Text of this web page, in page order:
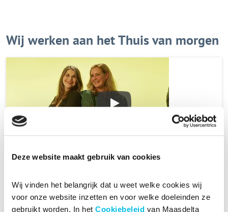
Deze website maakt gebruik van cookies
Wij vinden het belangrijk dat u weet welke cookies wij
voor onze website inzetten en voor welke doeleinden ze
gebruikt worden. In het Cookiebeleid van Maasdelta
Wij werken aan het Thuis van morgen
Lees meer
Kwaliteit